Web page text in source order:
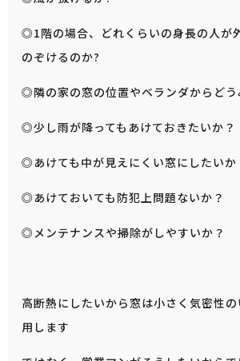
◎1階の場合、どれくらいの身長の人が
のぞけるのか?
◎隣の家の窓の位置やベランダからどう
◎少し雨が降ってもあけておきたいか？
◎あけても中が見えにくい窓にしたいか
◎あけておいても防犯上問題ないか？
◎メンテナンスや掃除がしやすいか？
高断熱にしたいから窓は小さく気密性
用します